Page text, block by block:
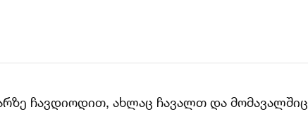
ჩავდიოდით, ახლაც ჩავალთ და მომავალშიც